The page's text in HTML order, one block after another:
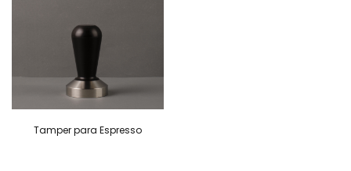
Tamper para Espresso